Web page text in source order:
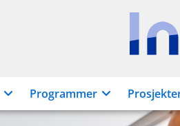
Programmer